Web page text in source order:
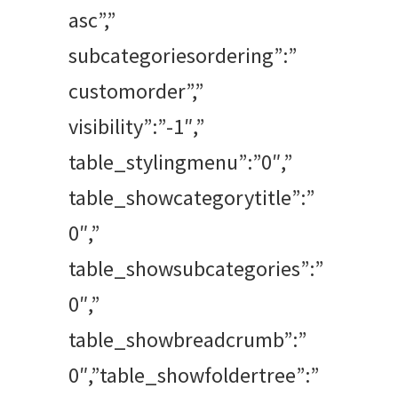
asc”,”
subcategoriesordering”:”
customorder”,”
visibility”:”-1″,”
table_stylingmenu”:”0″,”
table_showcategorytitle”:”
0″,”
table_showsubcategories”:”
0″,”
table_showbreadcrumb”:”
0″,”table_showfoldertree”:”